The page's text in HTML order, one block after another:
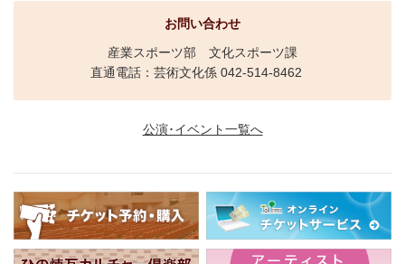
お問い合わせ
産業スポーツ部 文化スポーツ課
直通電話：芸術文化係 042-514-8462
公演･イベント一覧へ